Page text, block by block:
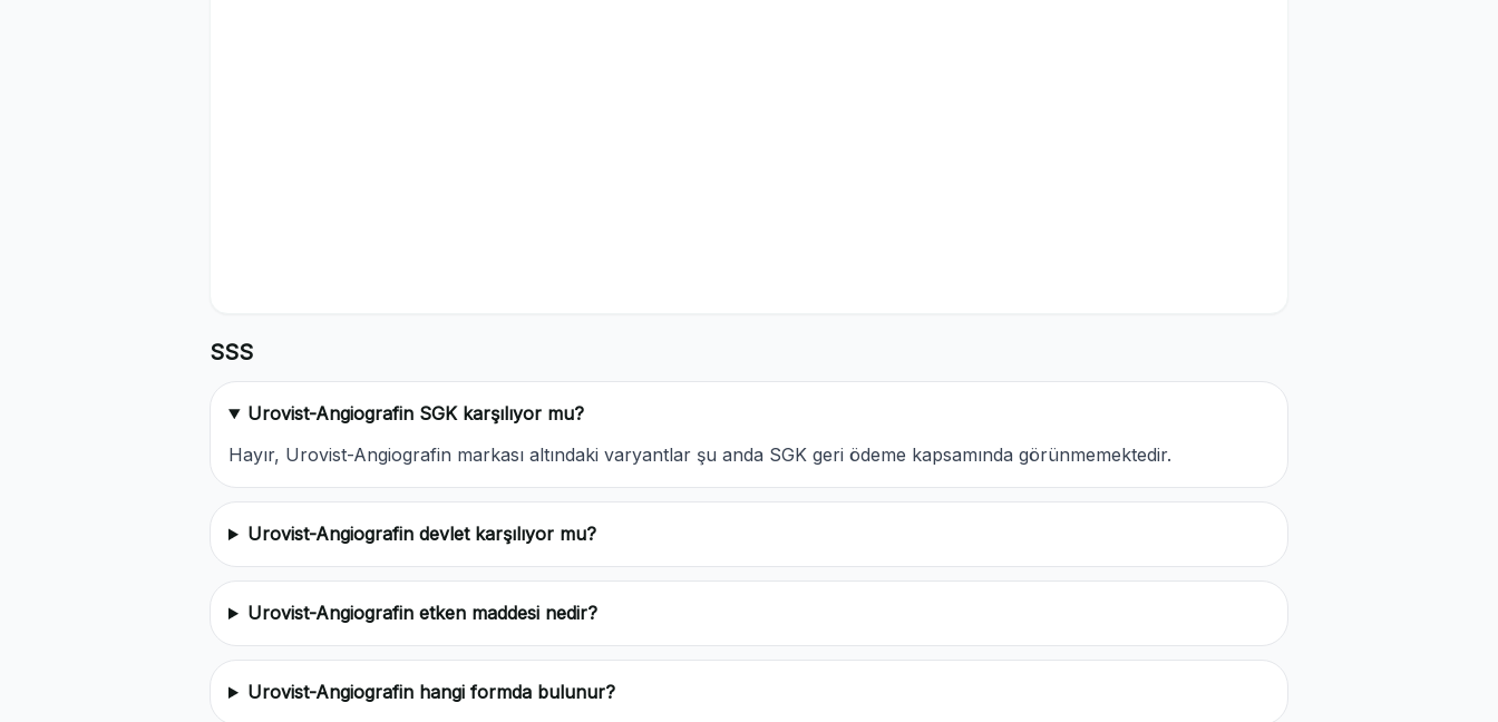
SSS
Urovist-Angiografin SGK karşılıyor mu?
Hayır, Urovist-Angiografin markası altındaki varyantlar şu anda SGK geri ödeme kapsamında görünmemektedir.
Urovist-Angiografin devlet karşılıyor mu?
Urovist-Angiografin etken maddesi nedir?
Urovist-Angiografin hangi formda bulunur?